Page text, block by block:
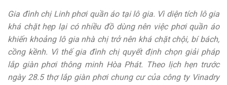
Gia đình chị Linh phơi quần áo tại lô gia. Vì diện tích lô gia
khá chặt hẹp lại có nhiều đồ dùng nên việc phơi quần áo
khiến khoảng lô gia nhà chị trở nên khá chặt chội, bí bách,
cồng kềnh. Vì thế gia đình chị quyết định chọn giải pháp
lắp giàn phơi thông minh Hòa Phát. Theo lịch hẹn trước
ngày 28.5 thợ lắp giàn phơi chung cư của công ty Vinadry